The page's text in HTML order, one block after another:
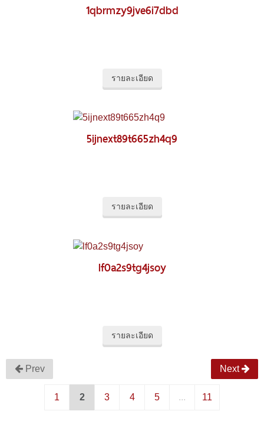
1qbrmzy9jve6i7dbd
รายละเอียด
5ijnext89t665zh4q9
รายละเอียด
lf0a2s9tg4jsoy
รายละเอียด
Prev Next
1 2 3 4 5 ... 11